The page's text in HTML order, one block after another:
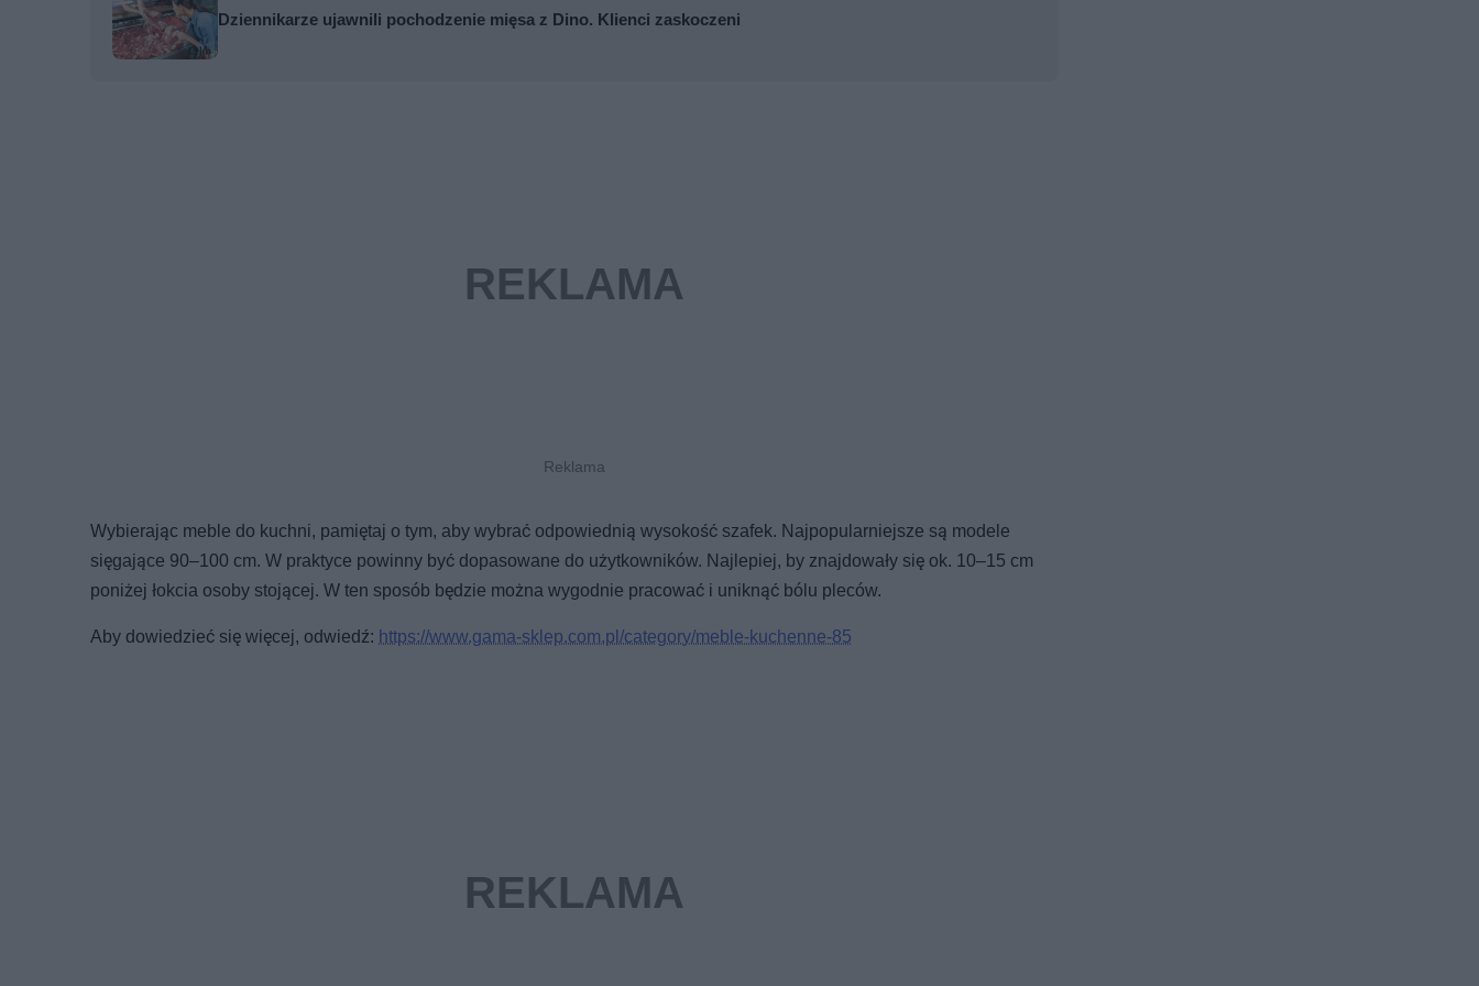
Dziennikarze ujawnili pochodzenie mięsa z Dino. Klienci zaskoczeni
Wybierając meble do kuchni, pamiętaj o tym, aby wybrać odpowiednią wysokość szafek. Najpopularniejsze są modele
sięgające 90–100 cm. W praktyce powinny być dopasowane do użytkowników. Najlepiej, by znajdowały się ok. 10–15 cm
poniżej łokcia osoby stojącej. W ten sposób będzie można wygodnie pracować i uniknąć bólu pleców.
Aby dowiedzieć się więcej, odwiedź: https://www.gama-sklep.com.pl/category/meble-kuchenne-85